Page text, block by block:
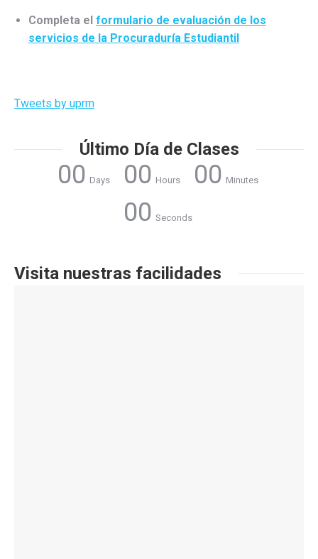
Completa el formulario de evaluación de los
servicios de la Procuraduría Estudiantil
Tweets by uprm
Último Día de Clases
00 Days 00 Hours 00 Minutes
00 Seconds
Visita nuestras facilidades